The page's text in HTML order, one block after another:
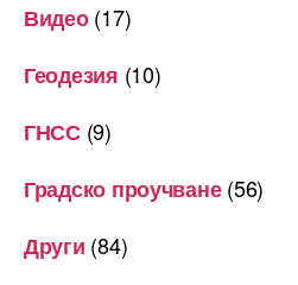
Видео(17)
Геодезия (10)
ГНСС(9)
Градско проучване(56)
Други (84)